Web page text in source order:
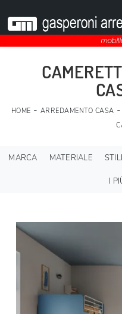
HOME - ARREDAMENTO CASA
MARCA MATERIALE
I